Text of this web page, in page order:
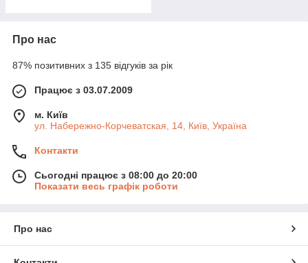
Про нас
87% позитивних з 135 відгуків за рік
Працює з 03.07.2009
м. Київ
ул. Набережно-Корчеватская, 14, Київ, Україна
Контакти
Сьогодні працює з 08:00 до 20:00
Показати весь графік роботи
Про нас